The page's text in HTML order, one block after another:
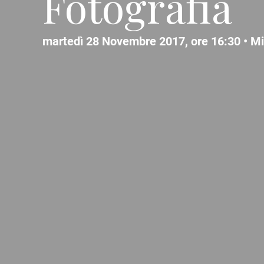
martedì 28 Novembre 2017, ore 16:30 •